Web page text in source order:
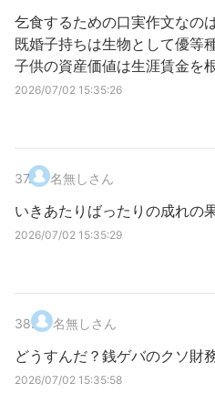
乞食するための口実作文なの
既婚子持ちは生物として優等
子供の資産価値は生涯賃金を
2026/07/02 15:35:26
37. 名無しさん
いきあたりばったりの成れの
2026/07/02 15:35:29
38. 名無しさん
どうすんだ？銭ゲバのクソ財務
2026/07/02 15:35:58